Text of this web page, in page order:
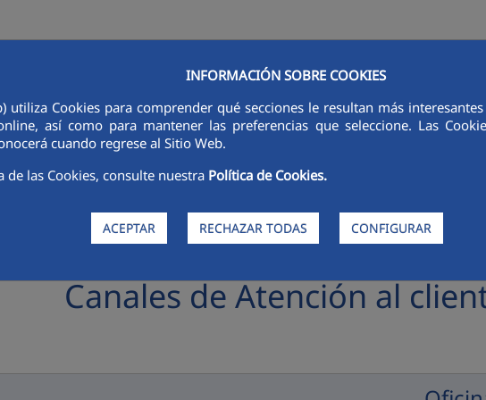
INFORMACIÓN SOBRE COOKIES
utiliza Cookies para comprender qué secciones le resultan más
así como para mantener las preferencias que seleccione. Las
cuando regrese al Sitio Web.
las Cookies, consulte nuestra Política de Cookies.
ACEPTAR RECHAZAR TODAS CONFIGURAR
E INVERSORES INNOVACIÓN DIGITALIZACIÓN SOSTENIBILIDAD
Canales de Atención al